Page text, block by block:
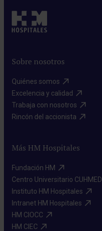
Sobre nosotros
Quiénes somos​
Excelencia y calidad​
Trabaja con nosotros​
Rincón del accionista​
Más HM Hospitales
Fundación HM​
Centro Universitario CUHMED​
Instituto HM Hospitales​
Intranet HM Hospitales​
HM CIOCC​
HM CIEC​